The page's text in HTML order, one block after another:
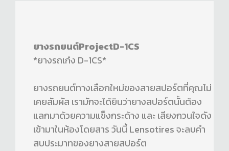
ยางรถยนต์ProjectD-1CS
*ยางรถเก๋ง D-1CS*
ยางรถยนต์ทางเลือกใหม่ของสายสปอร์ตที่คุณไม่
เคยสัมผัส เรามักจะได้ยินว่ายางสปอร์ตนั้นต้อง
แลกมาด้วยความแข็งกระด้าง และ เสียงกวนใจดัง
เข้ามาในห้องโดยสาร วันนี้ Lensotires จะลบคำ
สบประมาทของยางสายสปอร์ต